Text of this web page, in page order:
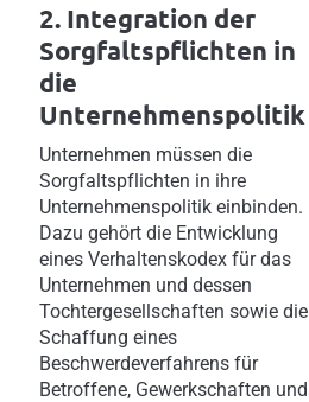
2. Integration der
Sorgfaltspflichten in
die
Unternehmenspolitik
Unternehmen müssen die
Sorgfaltspflichten in ihre
Unternehmenspolitik einbinden.
Dazu gehört die Entwicklung
eines Verhaltenskodex für das
Unternehmen und dessen
Tochtergesellschaften sowie die
Schaffung eines
Beschwerdeverfahrens für
Betroffene, Gewerkschaften und